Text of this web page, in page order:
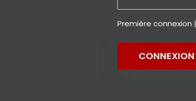
Première connexion |
CONNEXION